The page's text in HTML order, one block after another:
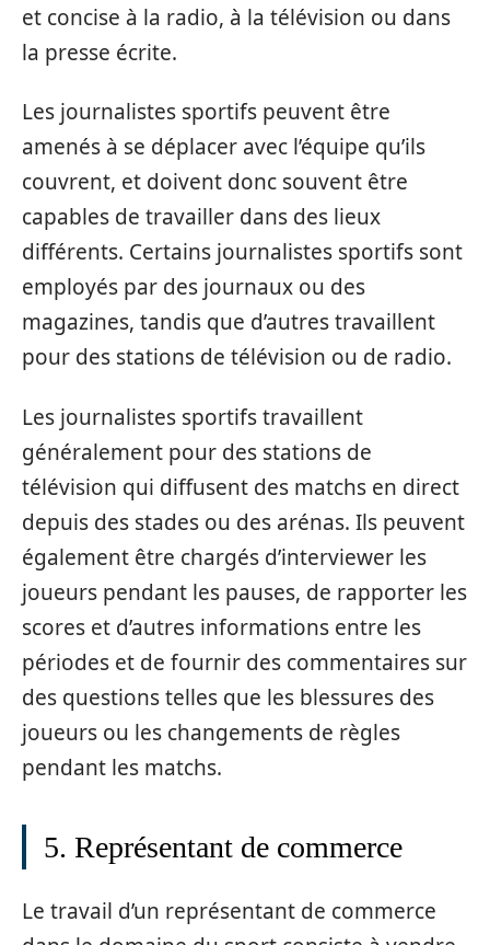
et concise à la radio, à la télévision ou dans
la presse écrite.
Les journalistes sportifs peuvent être
amenés à se déplacer avec l’équipe qu’ils
couvrent, et doivent donc souvent être
capables de travailler dans des lieux
différents. Certains journalistes sportifs sont
employés par des journaux ou des
magazines, tandis que d’autres travaillent
pour des stations de télévision ou de radio.
Les journalistes sportifs travaillent
généralement pour des stations de
télévision qui diffusent des matchs en direct
depuis des stades ou des arénas. Ils peuvent
également être chargés d’interviewer les
joueurs pendant les pauses, de rapporter les
scores et d’autres informations entre les
périodes et de fournir des commentaires sur
des questions telles que les blessures des
joueurs ou les changements de règles
pendant les matchs.
5. Représentant de commerce
Le travail d’un représentant de commerce